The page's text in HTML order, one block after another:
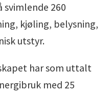
svimlende 260
kjøling, belysning,
utstyr.
har som uttalt
med 25